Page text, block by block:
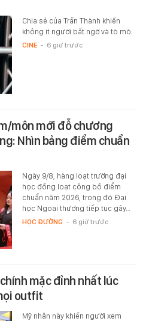
Chia sẻ của Trấn Thành khiến
không ít người bất ngờ và tò mò.
CINE - 6 giờ trước
môn mới đỗ chương
Nhìn bảng điểm chuẩn
Ngày 9/8, hàng loạt trường đại
học đồng loạt công bố điểm
chuẩn năm 2026, trong đó Đại
học Ngoại thương tiếp tục gây…
HỌC ĐƯỜNG - 6 giờ trước
mặc đỉnh nhất lúc
outfit
Mỹ nhân này khiến người xem